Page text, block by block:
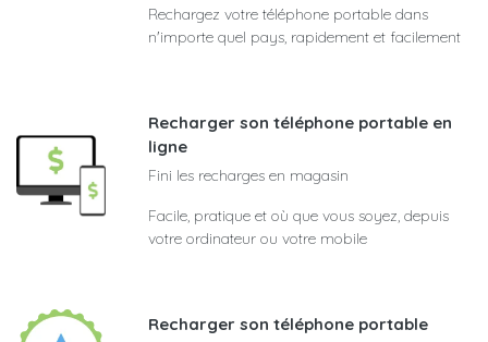
Rechargez votre téléphone portable dans
n'importe quel pays, rapidement et facilement
Recharger son téléphone portable en
ligne
Fini les recharges en magasin
Facile, pratique et où que vous soyez, depuis
votre ordinateur ou votre mobile
Recharger son téléphone portable